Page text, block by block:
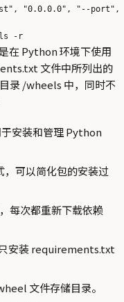
-r
在 Python 环境下使用
文件中所列出的
录 /wheels 中，同时不
安装和管理 Python
可以简化包的安装过
每次都重新下载依赖
安装 requirements.txt
文件存储目录。